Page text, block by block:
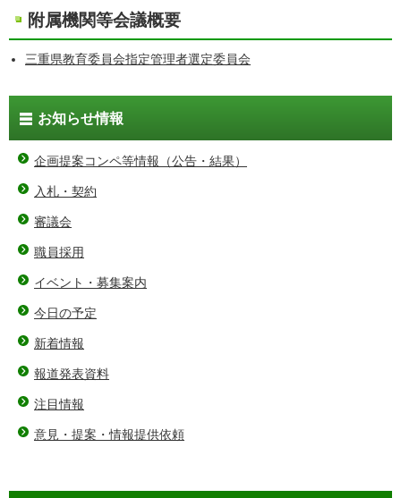
附属機関等会議概要
三重県教育委員会指定管理者選定委員会
お知らせ情報
企画提案コンペ等情報（公告・結果）
入札・契約
審議会
職員採用
イベント・募集案内
今日の予定
新着情報
報道発表資料
注目情報
意見・提案・情報提供依頼